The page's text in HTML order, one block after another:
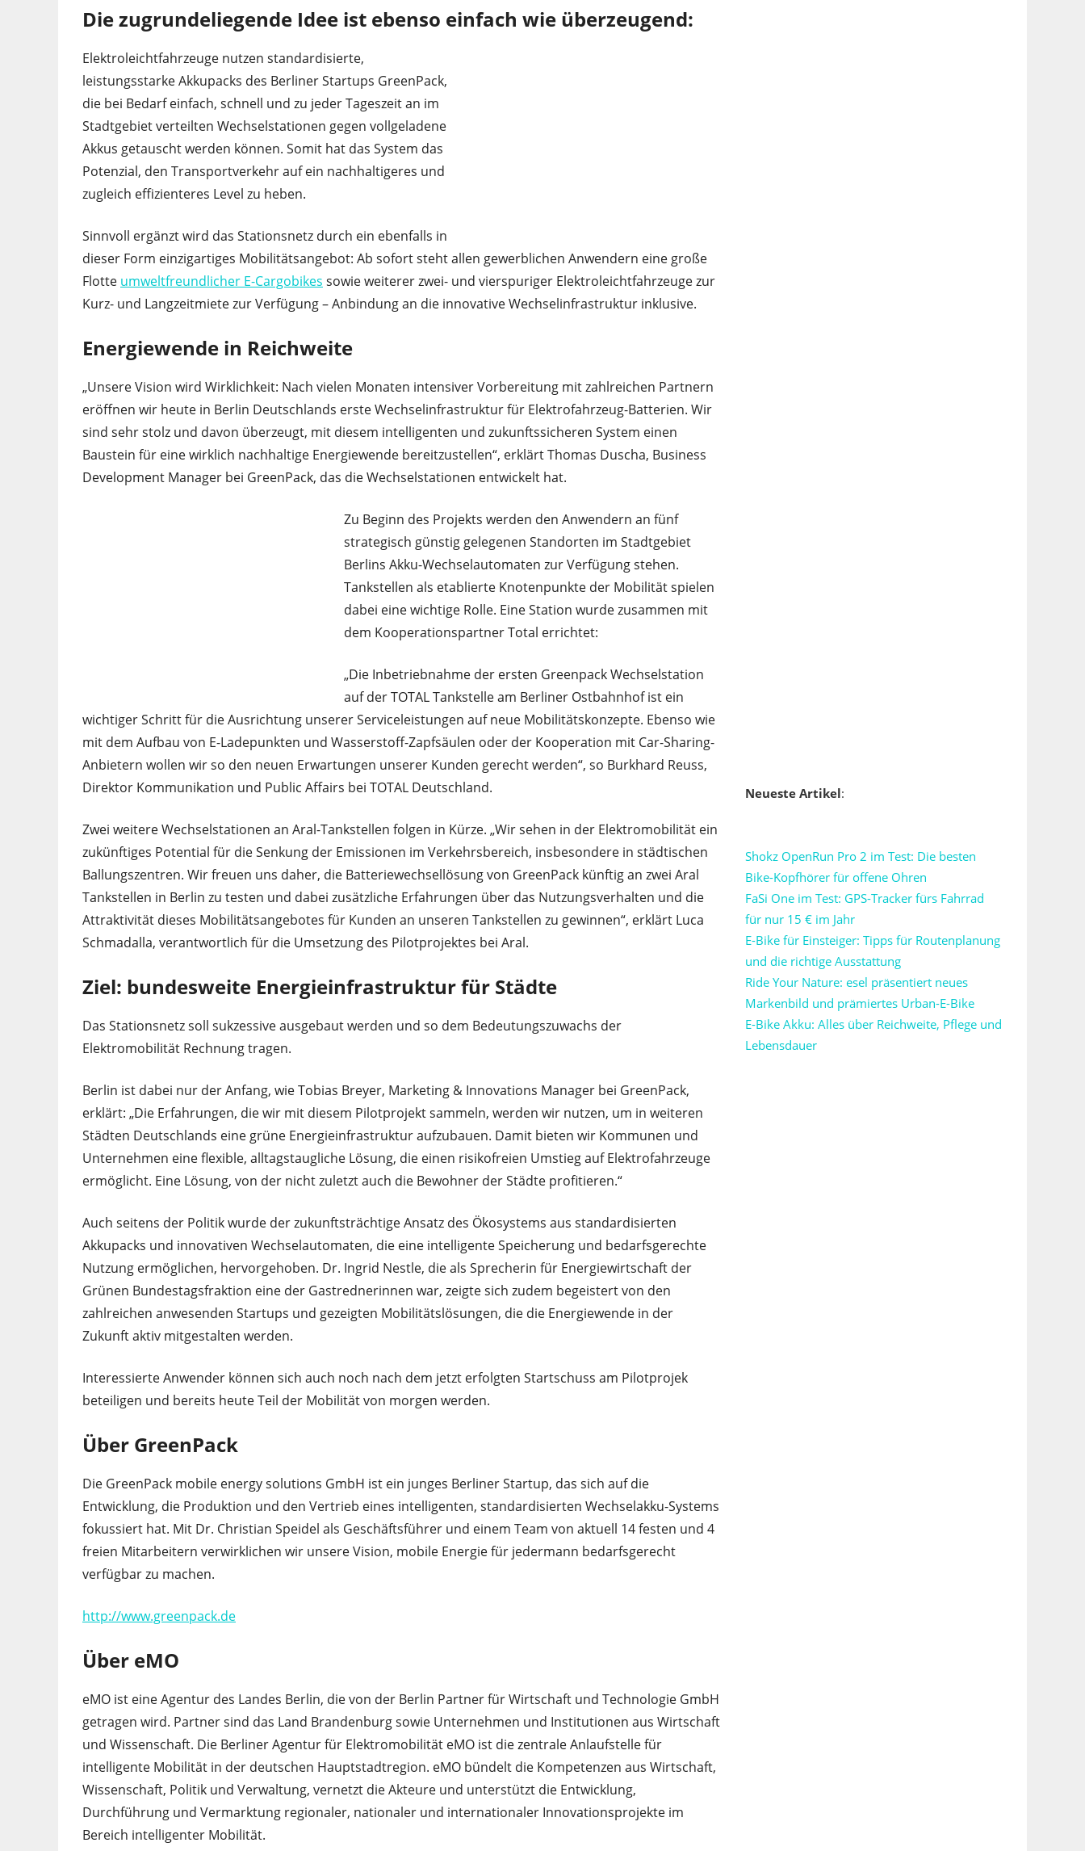
Die zugrundeliegende Idee ist ebenso einfach wie überzeugend:
Elektroleichtfahrzeuge nutzen standardisierte,
leistungsstarke Akkupacks des Berliner Startups GreenPack,
die bei Bedarf einfach, schnell und zu jeder Tageszeit an im
Stadtgebiet verteilten Wechselstationen gegen vollgeladene
Akkus getauscht werden können. Somit hat das System das
Potenzial, den Transportverkehr auf ein nachhaltigeres und
zugleich effizienteres Level zu heben.
Sinnvoll ergänzt wird das Stationsnetz durch ein ebenfalls in
dieser Form einzigartiges Mobilitätsangebot: Ab sofort steht allen gewerblichen Anwendern eine große
Flotte umweltfreundlicher E-Cargobikes sowie weiterer zwei- und vierspuriger Elektroleichtfahrzeuge zur
Kurz- und Langzeitmiete zur Verfügung – Anbindung an die innovative Wechselinfrastruktur inklusive.
Energiewende in Reichweite
„Unsere Vision wird Wirklichkeit: Nach vielen Monaten intensiver Vorbereitung mit zahlreichen Partnern
eröffnen wir heute in Berlin Deutschlands erste Wechselinfrastruktur für Elektrofahrzeug-Batterien. Wir
sind sehr stolz und davon überzeugt, mit diesem intelligenten und zukunftssicheren System einen
Baustein für eine wirklich nachhaltige Energiewende bereitzustellen“, erklärt Thomas Duscha, Business
Development Manager bei GreenPack, das die Wechselstationen entwickelt hat.
Zu Beginn des Projekts werden den Anwendern an fünf
strategisch günstig gelegenen Standorten im Stadtgebiet
Berlins Akku-Wechselautomaten zur Verfügung stehen.
Tankstellen als etablierte Knotenpunkte der Mobilität spielen
dabei eine wichtige Rolle. Eine Station wurde zusammen mit
dem Kooperationspartner Total errichtet:
„Die Inbetriebnahme der ersten Greenpack Wechselstation
auf der TOTAL Tankstelle am Berliner Ostbahnhof ist ein
wichtiger Schritt für die Ausrichtung unserer Serviceleistungen auf neue Mobilitätskonzepte. Ebenso wie
mit dem Aufbau von E-Ladepunkten und Wasserstoff-Zapfsäulen oder der Kooperation mit Car-Sharing-
Anbietern wollen wir so den neuen Erwartungen unserer Kunden gerecht werden“, so Burkhard Reuss,
Direktor Kommunikation und Public Affairs bei TOTAL Deutschland.
Zwei weitere Wechselstationen an Aral-Tankstellen folgen in Kürze. „Wir sehen in der Elektromobilität ein
zukünftiges Potential für die Senkung der Emissionen im Verkehrsbereich, insbesondere in städtischen
Ballungszentren. Wir freuen uns daher, die Batteriewechsellösung von GreenPack künftig an zwei Aral
Tankstellen in Berlin zu testen und dabei zusätzliche Erfahrungen über das Nutzungsverhalten und die
Attraktivität dieses Mobilitätsangebotes für Kunden an unseren Tankstellen zu gewinnen“, erklärt Luca
Schmadalla, verantwortlich für die Umsetzung des Pilotprojektes bei Aral.
Ziel: bundesweite Energieinfrastruktur für Städte
Das Stationsnetz soll sukzessive ausgebaut werden und so dem Bedeutungszuwachs der
Elektromobilität Rechnung tragen.
Berlin ist dabei nur der Anfang, wie Tobias Breyer, Marketing & Innovations Manager bei GreenPack,
erklärt: „Die Erfahrungen, die wir mit diesem Pilotprojekt sammeln, werden wir nutzen, um in weiteren
Städten Deutschlands eine grüne Energieinfrastruktur aufzubauen. Damit bieten wir Kommunen und
Unternehmen eine flexible, alltagstaugliche Lösung, die einen risikofreien Umstieg auf Elektrofahrzeuge
ermöglicht. Eine Lösung, von der nicht zuletzt auch die Bewohner der Städte profitieren.“
Auch seitens der Politik wurde der zukunftsträchtige Ansatz des Ökosystems aus standardisierten
Akkupacks und innovativen Wechselautomaten, die eine intelligente Speicherung und bedarfsgerechte
Nutzung ermöglichen, hervorgehoben. Dr. Ingrid Nestle, die als Sprecherin für Energiewirtschaft der
Grünen Bundestagsfraktion eine der Gastrednerinnen war, zeigte sich zudem begeistert von den
zahlreichen anwesenden Startups und gezeigten Mobilitätslösungen, die die Energiewende in der
Zukunft aktiv mitgestalten werden.
Interessierte Anwender können sich auch noch nach dem jetzt erfolgten Startschuss am Pilotprojek
beteiligen und bereits heute Teil der Mobilität von morgen werden.
Über GreenPack
Die GreenPack mobile energy solutions GmbH ist ein junges Berliner Startup, das sich auf die
Entwicklung, die Produktion und den Vertrieb eines intelligenten, standardisierten Wechselakku-Systems
fokussiert hat. Mit Dr. Christian Speidel als Geschäftsführer und einem Team von aktuell 14 festen und 4
freien Mitarbeitern verwirklichen wir unsere Vision, mobile Energie für jedermann bedarfsgerecht
verfügbar zu machen.
http://www.greenpack.de
Über eMO
eMO ist eine Agentur des Landes Berlin, die von der Berlin Partner für Wirtschaft und Technologie GmbH
getragen wird. Partner sind das Land Brandenburg sowie Unternehmen und Institutionen aus Wirtschaft
und Wissenschaft. Die Berliner Agentur für Elektromobilität eMO ist die zentrale Anlaufstelle für
intelligente Mobilität in der deutschen Hauptstadtregion. eMO bündelt die Kompetenzen aus Wirtschaft,
Wissenschaft, Politik und Verwaltung, vernetzt die Akteure und unterstützt die Entwicklung,
Durchführung und Vermarktung regionaler, nationaler und internationaler Innovationsprojekte im
Bereich intelligenter Mobilität.
Neueste Artikel:
Shokz OpenRun Pro 2 im Test: Die besten
Bike-Kopfhörer für offene Ohren
FaSi One im Test: GPS-Tracker fürs Fahrrad
für nur 15 € im Jahr
E-Bike für Einsteiger: Tipps für Routenplanung
und die richtige Ausstattung
Ride Your Nature: esel präsentiert neues
Markenbild und prämiertes Urban-E-Bike
E-Bike Akku: Alles über Reichweite, Pflege und
Lebensdauer